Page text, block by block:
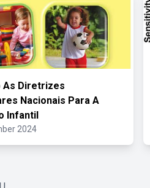
As Diretrizes
Nacionais Para A
Infantil
2024